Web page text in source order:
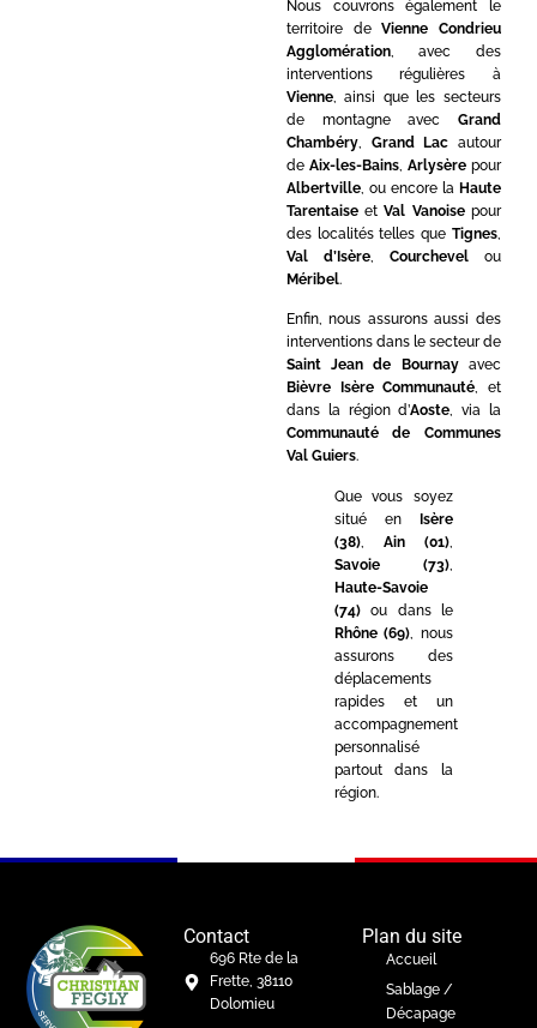
Nous couvrons également le
territoire deVienne Condrieu
Agglomération, avec des
interventions régulières à
Vienne, ainsi que les secteurs
de montagne avec Grand
Chambéry, Grand Lac autour
de Aix-les-Bains, Arlysèrepour
Albertville, ou encore la Haute
TarentaiseetVal Vanoisepour
des localités telles que Tignes,
Val d’Isère, Courchevelou
Méribel.
Enfin, nous assurons aussi des
interventions dans le secteur de
Saint Jean de Bournayavec
Bièvre Isère Communauté, et
dans la région d’Aoste, via la
Communauté de Communes
Val Guiers.
Que vous soyez
situé en Isère
(38), Ain (01)
Savoie (73)
Haute-Savoie
(74)ou dans le
Rhône (69) , nous
assurons des
déplacements
rapides et un
accompagnement
personnalisé
partout dans la
région.
Contact
696 Rte de la
Frette, 38110
Dolomieu
Plan du site
Accueil
Sablage /
Décapage